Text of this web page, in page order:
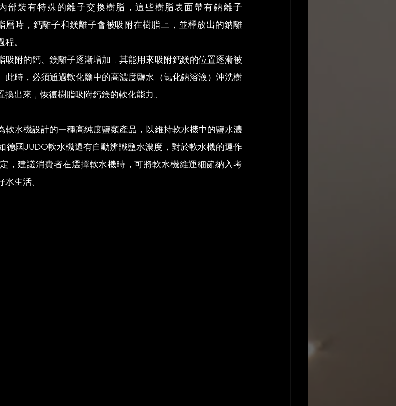
部裝有特殊的離子交換樹脂，這些樹脂表面帶有鈉離子
層時，鈣離子和鎂離子會被吸附在樹脂上，並釋放出的鈉離
。
吸附的鈣、鎂離子逐漸增加，其能用來吸附鈣鎂的位置逐漸被
此時，必須通過軟化鹽中的高濃度鹽水（氯化鈉溶液）沖洗樹
出來，恢復樹脂吸附鈣鎂的軟化能力。
軟水機設計的一種高純度鹽類產品，以維持軟水機中的鹽水濃
德國JUDO軟水機還有自動辨識鹽水濃度，對於軟水機的運作
，建議消費者在選擇軟水機時，可將軟水機維運細節納入考
生活。